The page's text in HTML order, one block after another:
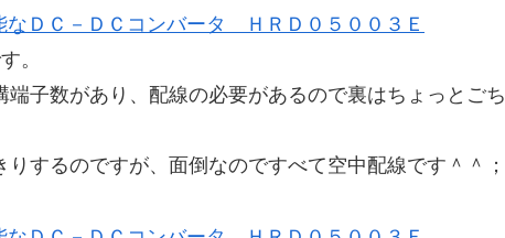
。
子数があり、配線の必要があるので裏はちょっとごち
するのですが、面倒なのですべて空中配線です＾＾；